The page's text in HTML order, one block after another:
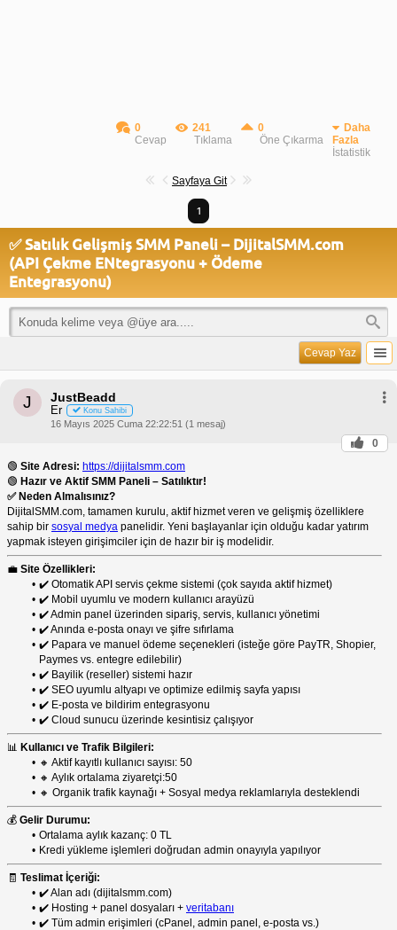
0
Cevap
241
Tıklama
0
Öne Çıkarma
Daha
Fazla
İstatistik
Sayfaya Git
1
✅ Satılık Gelişmiş SMM Paneli – DijitalSMM.com
(API Çekme ENtegrasyonu + Ödeme
Entegrasyonu)
Cevap Yaz
J JustBeadd
Er Konu Sahibi
16 Mayıs 2025 Cuma 22:22:51 (1 mesaj)
0
🟢 Site Adresi: https://dijitalsmm.com
🟢 Hazır ve Aktif SMM Paneli – Satılıktır!
✅ Neden Almalısınız?
DijitalSMM.com, tamamen kurulu, aktif hizmet veren ve gelişmiş özelliklere
sahip bir sosyal medya panelidir. Yeni başlayanlar için olduğu kadar yatırım
yapmak isteyen girişimciler için de hazır bir iş modelidir.
💼 Site Özellikleri:
✔️ Otomatik API servis çekme sistemi (çok sayıda aktif hizmet)
✔️ Mobil uyumlu ve modern kullanıcı arayüzü
✔️ Admin panel üzerinden sipariş, servis, kullanıcı yönetimi
✔️ Anında e-posta onayı ve şifre sıfırlama
✔️ Papara ve manuel ödeme seçenekleri (isteğe göre PayTR, Shopier,
Paymes vs. entegre edilebilir)
✔️ Bayilik (reseller) sistemi hazır
✔️ SEO uyumlu altyapı ve optimize edilmiş sayfa yapısı
✔️ E-posta ve bildirim entegrasyonu
✔️ Cloud sunucu üzerinde kesintisiz çalışıyor
📊 Kullanıcı ve Trafik Bilgileri:
🔸 Aktif kayıtlı kullanıcı sayısı: 50
🔸 Aylık ortalama ziyaretçi:50
🔸 Organik trafik kaynağı + Sosyal medya reklamlarıyla desteklendi
💰 Gelir Durumu:
Ortalama aylık kazanç: 0 TL
Kredi yükleme işlemleri doğrudan admin onayıyla yapılıyor
🧾 Teslimat İçeriği:
✔️ Alan adı (dijitalsmm.com)
✔️ Hosting + panel dosyaları + veritabanı
✔️ Tüm admin erişimleri (cPanel, admin panel, e-posta vs.)